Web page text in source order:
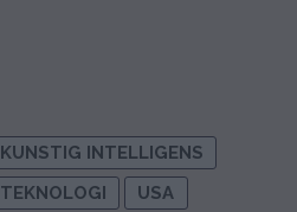
KUNSTIG INTELLIGENS
TEKNOLOGI
USA